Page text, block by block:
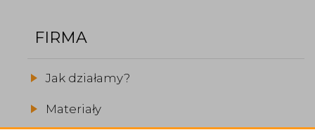
FIRMA
Jak działamy?
Materiały